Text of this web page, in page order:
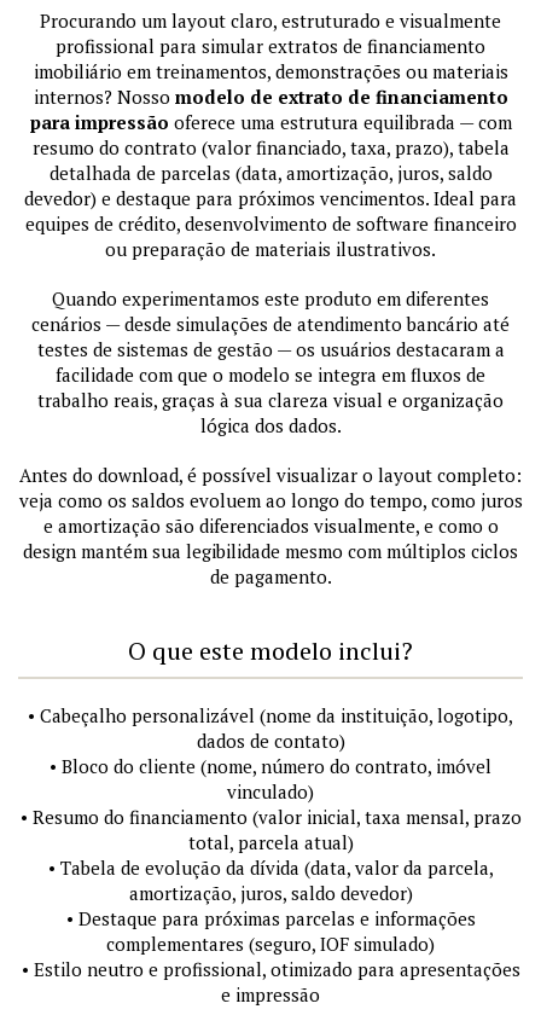
Procurando um layout claro, estruturado e visualmente
profissional para simular extratos de financiamento
imobiliário em treinamentos, demonstrações ou materiais
internos? Nosso modelo de extrato de financiamento
para impressão oferece uma estrutura equilibrada — com
resumo do contrato (valor financiado, taxa, prazo), tabela
detalhada de parcelas (data, amortização, juros, saldo
devedor) e destaque para próximos vencimentos. Ideal para
equipes de crédito, desenvolvimento de software financeiro
ou preparação de materiais ilustrativos.
Quando experimentamos este produto em diferentes
cenários — desde simulações de atendimento bancário até
testes de sistemas de gestão — os usuários destacaram a
facilidade com que o modelo se integra em fluxos de
trabalho reais, graças à sua clareza visual e organização
lógica dos dados.
Antes do download, é possível visualizar o layout completo:
veja como os saldos evoluem ao longo do tempo, como juros
e amortização são diferenciados visualmente, e como o
design mantém sua legibilidade mesmo com múltiplos ciclos
de pagamento.
O que este modelo inclui?
• Cabeçalho personalizável (nome da instituição, logotipo,
dados de contato)
• Bloco do cliente (nome, número do contrato, imóvel
vinculado)
• Resumo do financiamento (valor inicial, taxa mensal, prazo
total, parcela atual)
• Tabela de evolução da dívida (data, valor da parcela,
amortização, juros, saldo devedor)
• Destaque para próximas parcelas e informações
complementares (seguro, IOF simulado)
• Estilo neutro e profissional, otimizado para apresentações
e impressão